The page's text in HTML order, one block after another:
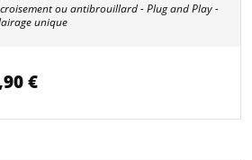
ou antibrouillard - Plug and Play -
unique
€